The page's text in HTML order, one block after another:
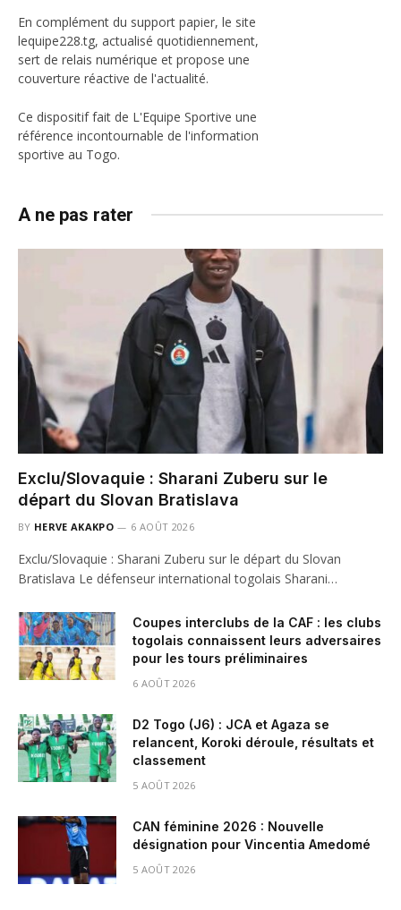
En complément du support papier, le site
lequipe228.tg, actualisé quotidiennement,
sert de relais numérique et propose une
couverture réactive de l'actualité.
Ce dispositif fait de L'Equipe Sportive une
référence incontournable de l'information
sportive au Togo.
A ne pas rater
Exclu/Slovaquie : Sharani Zuberu sur le
départ du Slovan Bratislava
BY HERVE AKAKPO 6 AOÛT 2026
Exclu/Slovaquie : Sharani Zuberu sur le départ du Slovan
Bratislava Le défenseur international togolais Sharani…
Coupes interclubs de la CAF : les clubs
togolais connaissent leurs adversaires
pour les tours préliminaires
6 AOÛT 2026
D2 Togo (J6) : JCA et Agaza se
relancent, Koroki déroule, résultats et
classement
5 AOÛT 2026
CAN féminine 2026 : Nouvelle
désignation pour Vincentia Amedomé
5 AOÛT 2026